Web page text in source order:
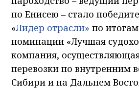
по Енисею – стало
«Лидер отрасли» по
номинации «Лучшая
компания,
перевозки по внутренним
Сибири и на Дальнем